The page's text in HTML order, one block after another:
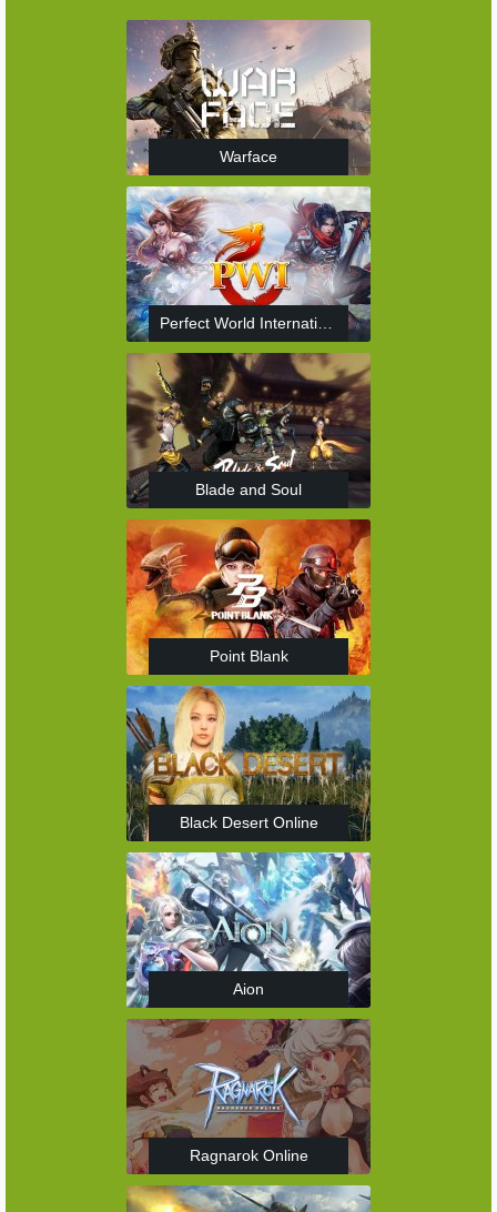
Warface
Perfect World International
Blade and Soul
Point Blank
Black Desert Online
Aion
Ragnarok Online